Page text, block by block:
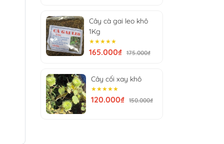
Cây cà gai leo khô
1Kg
★★★★★
165.000₫ 175.000₫
Cây cối xay khô
★★★★★
120.000₫ 150.000₫